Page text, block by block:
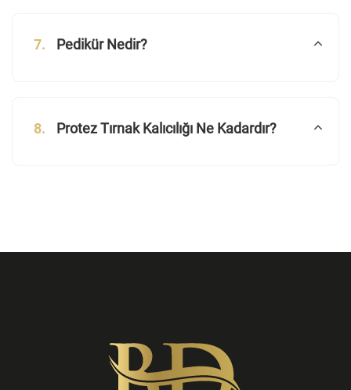
7. Pedikür Nedir?
8. Protez Tırnak Kalıcılığı Ne Kadardır?